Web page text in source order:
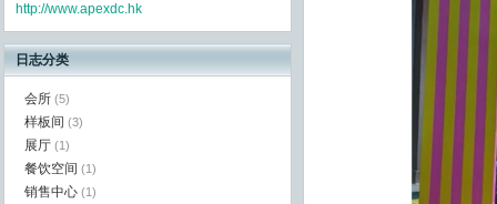
http://www.apexdc.hk
日志分类
会所 (5)
样板间 (3)
展厅 (1)
餐饮空间 (1)
销售中心 (1)